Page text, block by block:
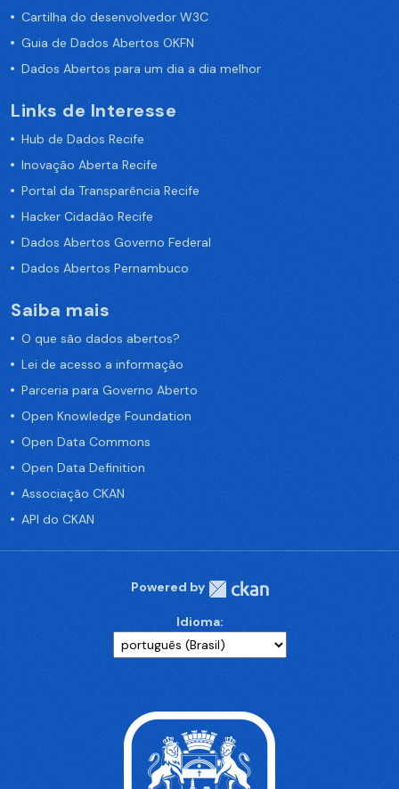
Cartilha do desenvolvedor W3C
Guia de Dados Abertos OKFN
Dados Abertos para um dia a dia melhor
Links de Interesse
Hub de Dados Recife
Inovação Aberta Recife
Portal da Transparência Recife
Hacker Cidadão Recife
Dados Abertos Governo Federal
Dados Abertos Pernambuco
Saiba mais
O que são dados abertos?
Lei de acesso a informação
Parceria para Governo Aberto
Open Knowledge Foundation
Open Data Commons
Open Data Definition
Associação CKAN
API do CKAN
Powered by
Idioma